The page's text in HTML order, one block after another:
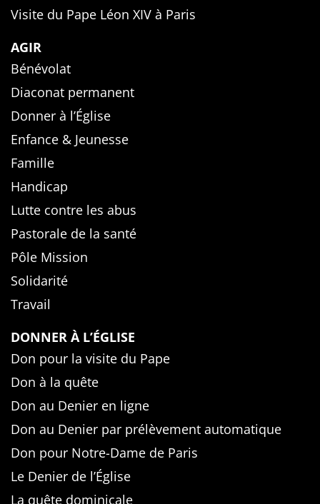
Visite du Pape Léon XIV à Paris
AGIR
Bénévolat
Diaconat permanent
Donner à l’Église
Enfance & Jeunesse
Famille
Handicap
Lutte contre les abus
Pastorale de la santé
Pôle Mission
Solidarité
Travail
DONNER À L’ÉGLISE
Don pour la visite du Pape
Don à la quête
Don au Denier en ligne
Don au Denier par prélèvement automatique
Don pour Notre-Dame de Paris
Le Denier de l’Église
La quête dominicale